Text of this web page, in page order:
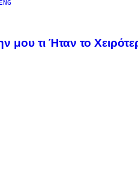
μου τι Ήταν το